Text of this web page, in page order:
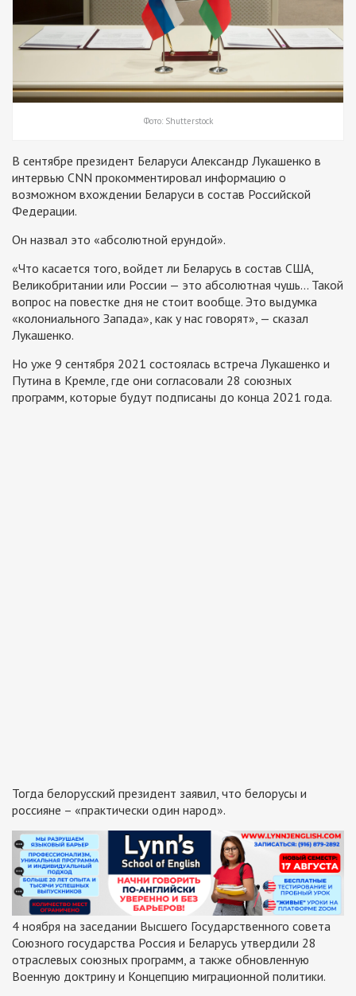
Фото: Shutterstock
В сентябре президент Беларуси Александр Лукашенко в
интервью CNN прокомментировал информацию о
возможном вхождении Беларуси в состав Российской
Федерации.
Он назвал это «абсолютной ерундой».
«Что касается того, войдет ли Беларусь в состав США,
Великобритании или России — это абсолютная чушь… Такой
вопрос на повестке дня не стоит вообще. Это выдумка
«колониального Запада», как у нас говорят», — сказал
Лукашенко.
Но уже 9 сентября 2021 состоялась встреча Лукашенко и
Путина в Кремле, где они согласовали 28 союзных
программ, которые будут подписаны до конца 2021 года.
Тогда белорусский президент заявил, что белорусы и
россияне – «практически один народ».
4 ноября на заседании Высшего Государственного совета
Союзного государства Россия и Беларусь утвердили 28
отраслевых союзных программ, а также обновленную
Военную доктрину и Концепцию миграционной политики.